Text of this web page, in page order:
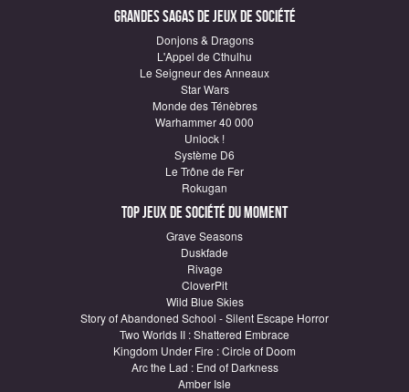
Grandes sagas de Jeux de société
Donjons & Dragons
L'Appel de Cthulhu
Le Seigneur des Anneaux
Star Wars
Monde des Ténèbres
Warhammer 40 000
Unlock !
Système D6
Le Trône de Fer
Rokugan
Top Jeux de société du moment
Grave Seasons
Duskfade
Rivage
CloverPit
Wild Blue Skies
Story of Abandoned School - Silent Escape Horror
Two Worlds II : Shattered Embrace
Kingdom Under Fire : Circle of Doom
Arc the Lad : End of Darkness
Amber Isle